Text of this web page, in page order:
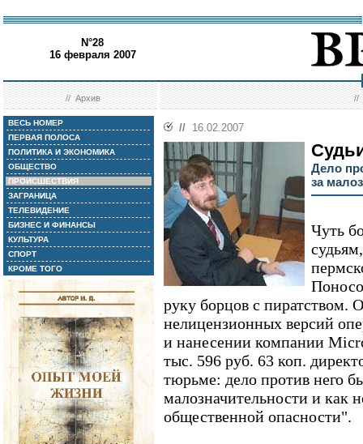
N°28
16 февраля 2007
//Архив //
ВЕСЬ НОМЕР
ПЕРВАЯ ПОЛОСА
ПОЛИТИКА И ЭКОНОМИКА
ОБЩЕСТВО
ПРОИСШЕСТВИЯ
ЗАГРАНИЦА
ТЕЛЕВИДЕНИЕ
БИЗНЕС И ФИНАНСЫ
КУЛЬТУРА
СПОРТ
КРОМЕ ТОГО
// 16.02.2007
Дело
за
Чуть
руку борцов с пиратством.
нелицензионных версий
и нанесении компании
тыс. 596 руб. 63 коп.
тюрьме: дело против него
малозначительности и как
общественной опасности".